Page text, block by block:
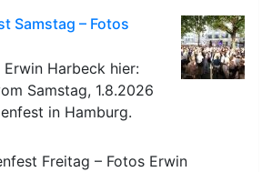
Samstag – Fotos
Harbeck hier:
Samstag, 1.8.2026
in Hamburg.